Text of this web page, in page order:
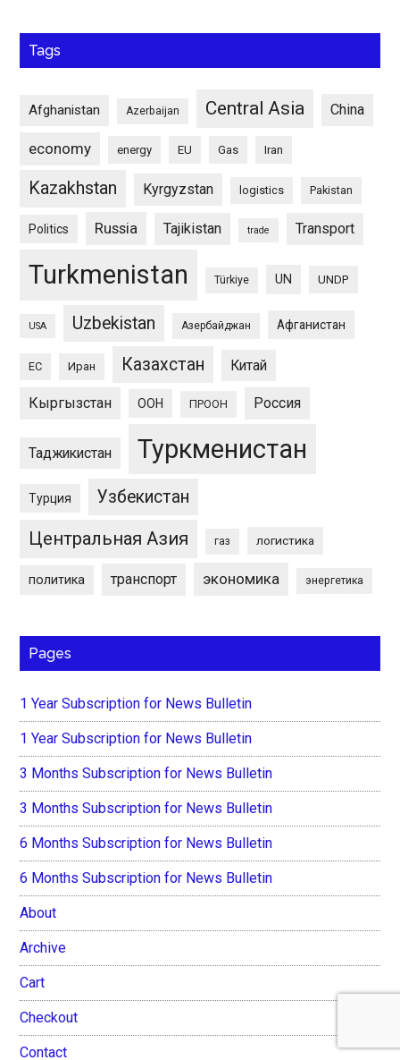
Tags
Afghanistan Azerbaijan Central Asia China
economy energy EU Gas Iran
Kazakhstan Kyrgyzstan logistics Pakistan
Politics Russia Tajikistan trade Transport
Turkmenistan Türkiye UN UNDP
USA Uzbekistan Азербайджан Афганистан
ЕС Иран Казахстан Китай
Кыргызстан ООН ПРООН Россия
Таджикистан Туркменистан
Турция Узбекистан
Центральная Азия газ логистика
политика транспорт экономика энергетика
Pages
1 Year Subscription for News Bulletin
1 Year Subscription for News Bulletin
3 Months Subscription for News Bulletin
3 Months Subscription for News Bulletin
6 Months Subscription for News Bulletin
6 Months Subscription for News Bulletin
About
Archive
Cart
Checkout
Contact